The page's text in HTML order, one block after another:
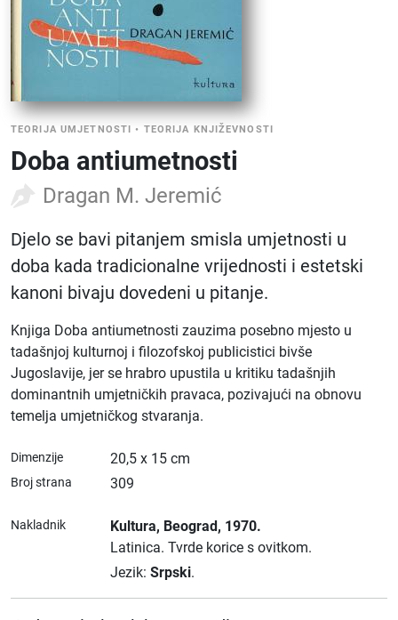
TEORIJA UMJETNOSTI • TEORIJA KNJIŽEVNOSTI
Doba antiumetnosti
Dragan M. Jeremić
Djelo se bavi pitanjem smisla umjetnosti u
doba kada tradicionalne vrijednosti i estetski
kanoni bivaju dovedeni u pitanje.
Knjiga Doba antiumetnosti zauzima posebno mjesto u
tadašnjoj kulturnoj i filozofskoj publicistici bivše
Jugoslavije, jer se hrabro upustila u kritiku tadašnjih
dominantnih umjetničkih pravaca, pozivajući na obnovu
temelja umjetničkog stvaranja.
Dimenzije 20,5 x 15 cm
Broj strana 309
Nakladnik Kultura, Beograd, 1970.
Latinica. Tvrde korice s ovitkom.
Jezik: Srpski.